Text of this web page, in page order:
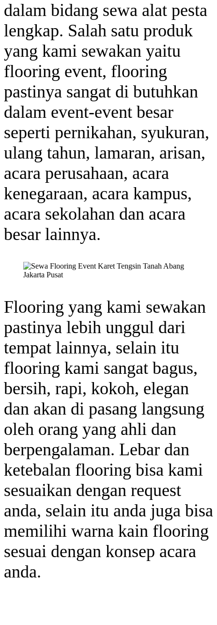
dalam bidang sewa alat pesta
lengkap. Salah satu produk
yang kami sewakan yaitu
flooring event, flooring
pastinya sangat di butuhkan
dalam event-event besar
seperti pernikahan, syukuran,
ulang tahun, lamaran, arisan,
acara perusahaan, acara
kenegaraan, acara kampus,
acara sekolahan dan acara
besar lainnya.
Flooring yang kami sewakan
pastinya lebih unggul dari
tempat lainnya, selain itu
flooring kami sangat bagus,
bersih, rapi, kokoh, elegan
dan akan di pasang langsung
oleh orang yang ahli dan
berpengalaman. Lebar dan
ketebalan flooring bisa kami
sesuaikan dengan request
anda, selain itu anda juga bisa
memilihi warna kain flooring
sesuai dengan konsep acara
anda.